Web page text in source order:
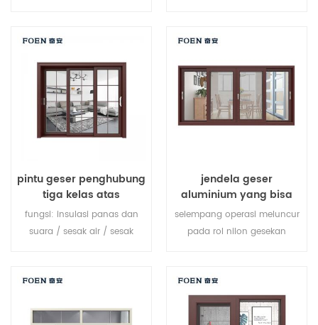
untuk pelanggan menengah
pintu geser penghubung
tiga kelas atas
fungsi: insulasi panas dan
suara / sesak air / sesak
jendela geser
aluminium yang bisa
disesuaikan
selempang operasi meluncur
pada rol nilon gesekan
memberikan aksi pembukaan
dan penutupan yang halus.
sepenuhnya disegel cuaca di